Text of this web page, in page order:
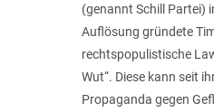
(genannt Schill Partei)
Auflösung gründete
rechtspopu­listische
Wut“. Diese kann seit
Propaganda gegen